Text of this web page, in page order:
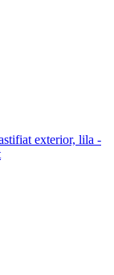
exterior, lila -